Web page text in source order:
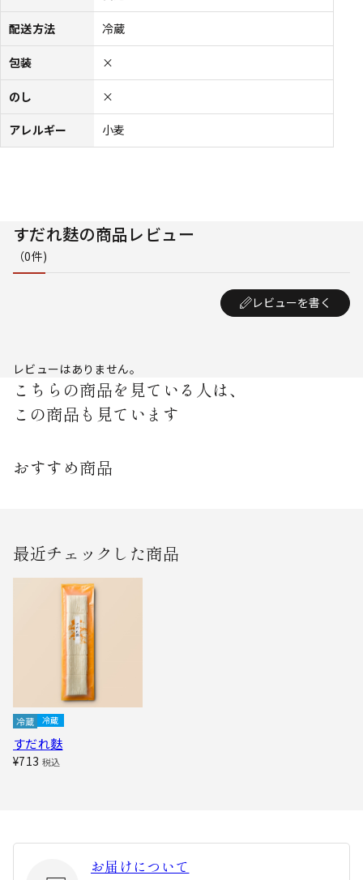
配送方法 冷蔵
包装 ×
のし ×
アレルギー 小麦
すだれ麩の商品レビュー
（0件)
レビューを書く
レビューはありません。
こちらの商品を見ている人は、
この商品も見ています
おすすめ商品
最近チェックした商品
冷蔵
すだれ麩
¥713 税込
お届けについて